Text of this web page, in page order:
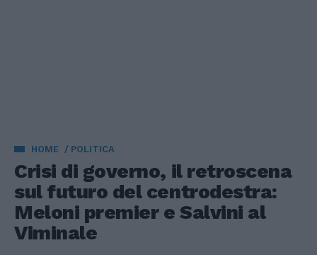
HOME POLITICA
Crisi di governo, il retroscena
sul futuro del centrodestra:
Meloni premier e Salvini al
Viminale